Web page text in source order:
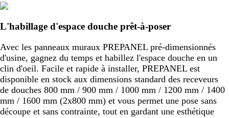
L'habillage d'espace douche prêt-à-poser
Avec les panneaux muraux PREPANEL pré-dimensionnés
d'usine, gagnez du temps et habillez l'espace douche en un
clin d'oeil. Facile et rapide à installer, PREPANEL est
disponible en stock aux dimensions standard des receveurs
de douches 800 mm / 900 mm / 1000 mm / 1200 mm / 1400
mm / 1600 mm (2x800 mm) et vous permet une pose sans
découpe et sans contrainte, tout en gardant une esthétique